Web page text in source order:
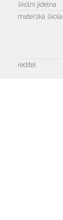
školní jídelna
mateřská škola
ředitel